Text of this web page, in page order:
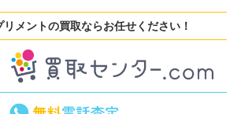
メントの買取ならお任せください！